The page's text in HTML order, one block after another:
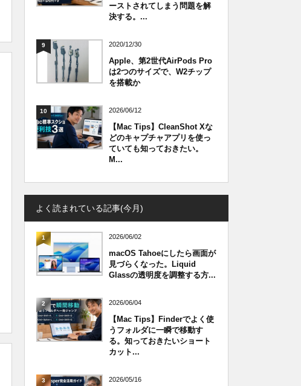
ーストされてしまう問題を解
決する。...
9 2020/12/30
Apple、第2世代AirPods Pro
は2つのサイズで、W2チップ
を搭載か
10 2026/06/12
【Mac Tips】CleanShot Xな
どのキャプチャアプリを使っ
ていても知っておきたい。
M...
よく読まれている記事(今月)
1 2026/06/02
macOS Tahoeにしたら画面が
見づらくなった。Liquid
Glassの透明度を調整する方...
2 2026/06/04
【Mac Tips】Finderでよく使
うフォルダに一瞬で移動す
る。知っておきたいショート
カット...
3 2026/05/16